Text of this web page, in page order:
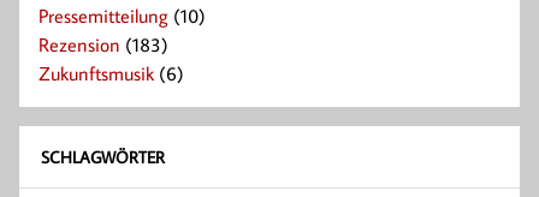
Pressemitteilung (10)
Rezension (183)
Zukunftsmusik (6)
SCHLAGWÖRTER